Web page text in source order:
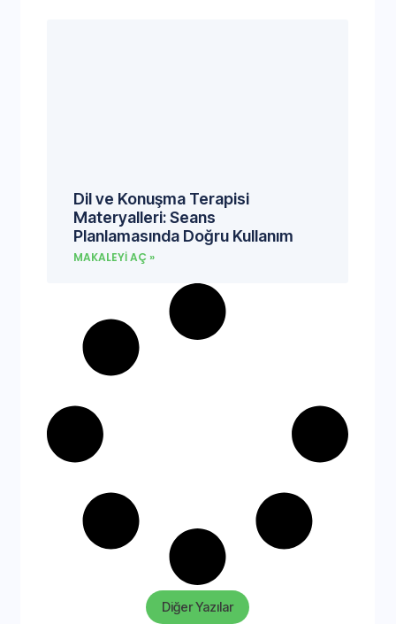
Dil ve Konuşma Terapisi
Materyalleri: Seans
Planlamasında Doğru Kullanım
MAKALEYI AÇ »
Diğer Yazılar